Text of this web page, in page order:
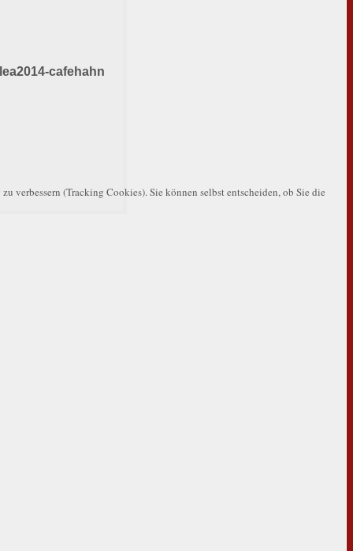
verbessern (Tracking Cookies). Sie können selbst entscheiden, ob Sie die